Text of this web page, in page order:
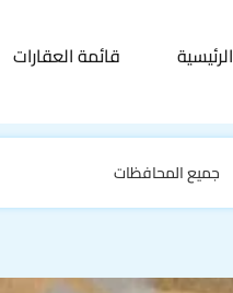
الرئيسية قائمة العقارات
جميع المحافظات